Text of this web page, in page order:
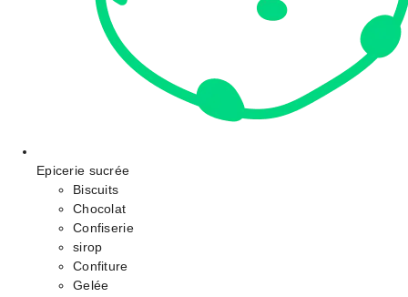
Epicerie sucrée
Biscuits
Chocolat
Confiserie
sirop
Confiture
Gelée